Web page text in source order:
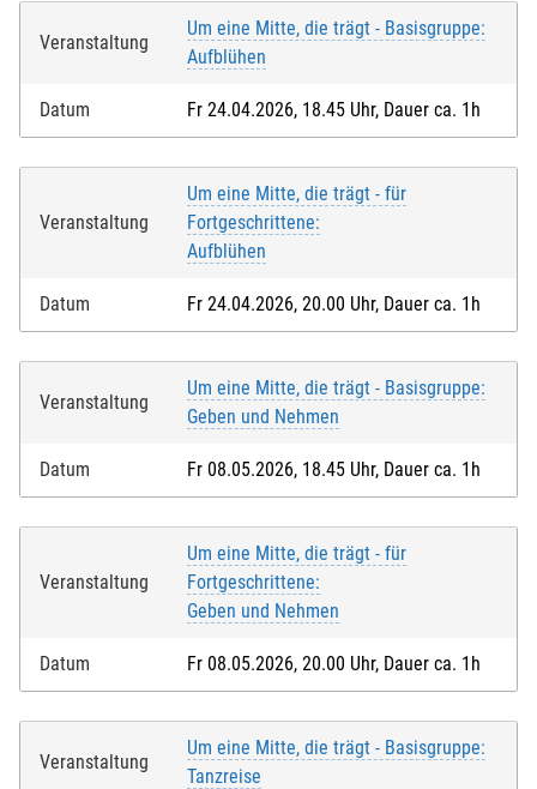
Veranstaltung
Um eine Mitte, die trägt - Basisgruppe:
Aufblühen
Datum Fr 24.04.2026, 18.45 Uhr, Dauer ca. 1h
Veranstaltung
Um eine Mitte, die trägt - für
Fortgeschrittene:
Aufblühen
Datum Fr 24.04.2026, 20.00 Uhr, Dauer ca. 1h
Veranstaltung
Um eine Mitte, die trägt - Basisgruppe:
Geben und Nehmen
Datum Fr 08.05.2026, 18.45 Uhr, Dauer ca. 1h
Veranstaltung
Um eine Mitte, die trägt - für
Fortgeschrittene:
Geben und Nehmen
Datum Fr 08.05.2026, 20.00 Uhr, Dauer ca. 1h
Veranstaltung
Um eine Mitte, die trägt - Basisgruppe:
Tanzreise